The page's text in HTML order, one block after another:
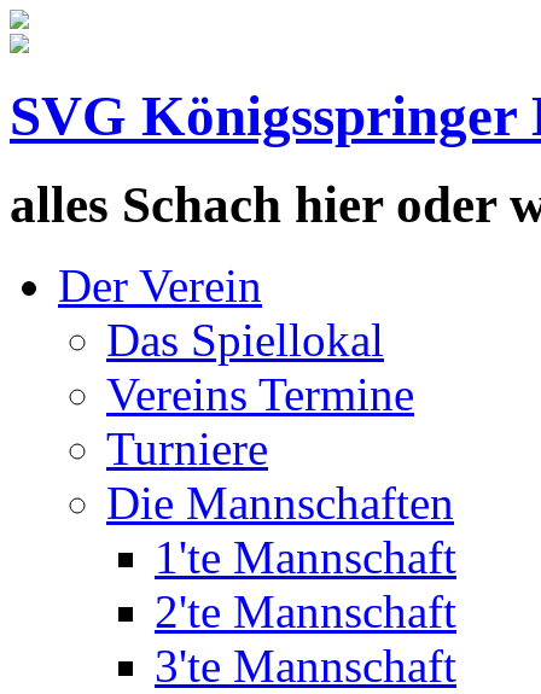
SVG Königsspringer
alles Schach hier oder
Der Verein
Das Spiellokal
Vereins Termine
Turniere
Die Mannschaften
1'te Mannschaft
2'te Mannschaft
3'te Mannschaft